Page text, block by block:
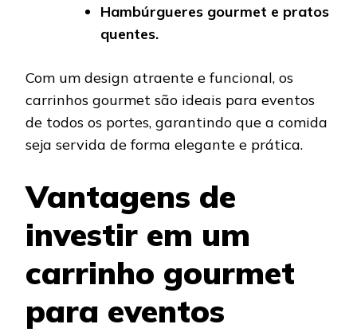
Hambúrgueres gourmet e pratos
quentes.
Com um design atraente e funcional, os
carrinhos gourmet são ideais para eventos
de todos os portes, garantindo que a comida
seja servida de forma elegante e prática.
Vantagens de
investir em um
carrinho gourmet
para eventos